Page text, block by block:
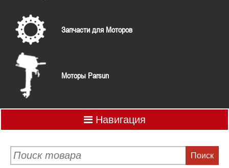
Запчасти для Моторов
Моторы Parsun
Навигация